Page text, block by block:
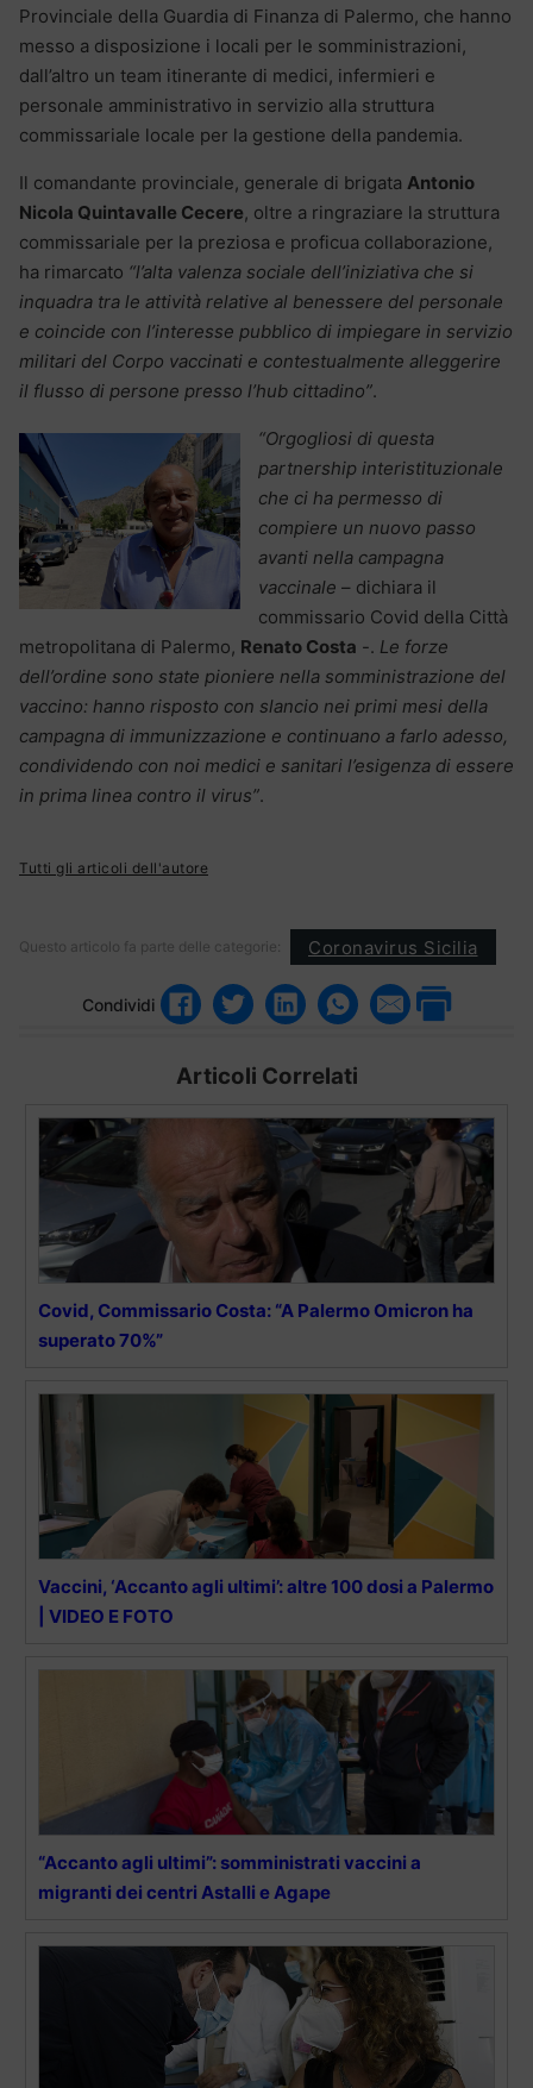
Provinciale della Guardia di Finanza di Palermo, che hanno
messo a disposizione i locali per le somministrazioni,
dall’altro un team itinerante di medici, infermieri e
personale amministrativo in servizio alla struttura
commissariale locale per la gestione della pandemia.
Il comandante provinciale, generale di brigata Antonio
Nicola Quintavalle Cecere, oltre a ringraziare la struttura
commissariale per la preziosa e proficua collaborazione,
ha rimarcato “l’alta valenza sociale dell’iniziativa che si
inquadra tra le attività relative al benessere del personale
e coincide con l’interesse pubblico di impiegare in servizio
militari del Corpo vaccinati e contestualmente alleggerire
il flusso di persone presso l’hub cittadino”.
“Orgogliosi di questa
partnership interistituzionale
che ci ha permesso di
compiere un nuovo passo
avanti nella campagna
vaccinale – dichiara il
commissario Covid della Città
metropolitana di Palermo, Renato Costa -. Le forze
dell’ordine sono state pioniere nella somministrazione del
vaccino: hanno risposto con slancio nei primi mesi della
campagna di immunizzazione e continuano a farlo adesso,
condividendo con noi medici e sanitari l’esigenza di essere
in prima linea contro il virus”.
Tutti gli articoli dell'autore
Questo articolo fa parte delle categorie: Coronavirus Sicilia
Condividi
Articoli Correlati
Covid, Commissario Costa: “A Palermo Omicron ha
superato 70%”
Vaccini, ‘Accanto agli ultimi’: altre 100 dosi a Palermo
| VIDEO E FOTO
“Accanto agli ultimi”: somministrati vaccini a
migranti dei centri Astalli e Agape